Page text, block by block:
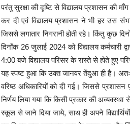
परंतु सुरक्षा की दृष्टि से विद्यालय प्रशासन की
कर दी एवं विद्यालय प्रशासन ने भी हर उस
जिससे लगातार निगरानी होती रहे। किंतु कुछ
दिनाँक 26 जुलाई 2024 को विद्यालय
4:00 बजे विद्यालय परिसर के रास्ते से होते हुए
यह स्पष्ट हुआ कि उक्त जानवर तेंदुआ ही है। अतः
वरिष्ठ अधिकारियों को दी गई। जिससे
निर्णय लिया गया कि किसी प्रकार की अव्यवस्था
स्कूल से जाने दिया जाये, साथ ही अपने